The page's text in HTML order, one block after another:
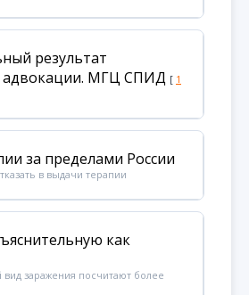
результат
адвокации. МГЦ СПИД [ 1
за пределами России
в выдачи терапии
как
вид заражения посчитают более